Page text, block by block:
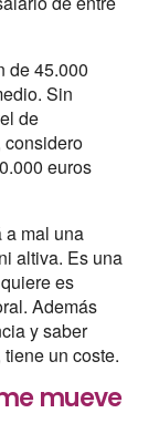
de 45.000
Sin
de
euros
a mal una
altiva. Es una
es
Además
y saber
un coste.
mueve